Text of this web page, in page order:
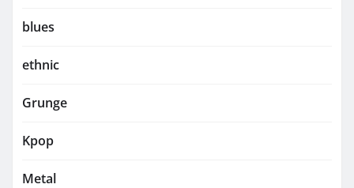
blues
ethnic
Grunge
Kpop
Metal